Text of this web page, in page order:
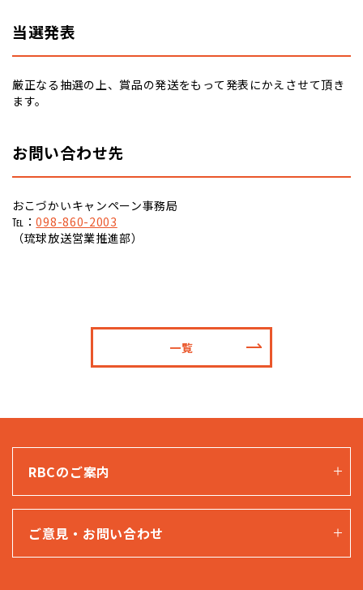
当選発表
厳正なる抽選の上、賞品の発送をもって発表にかえさせて頂き
ます。
お問い合わせ先
おこづかいキャンペーン事務局
℡：098-860-2003
（琉球放送営業推進部）
一覧
RBCのご案内
ご意見・お問い合わせ